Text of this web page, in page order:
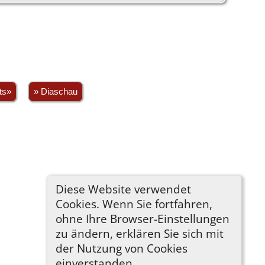
Diese Website verwendet
Cookies. Wenn Sie fortfahren,
ohne Ihre Browser-Einstellungen
zu ändern, erklären Sie sich mit
der Nutzung von Cookies
» Diaschau